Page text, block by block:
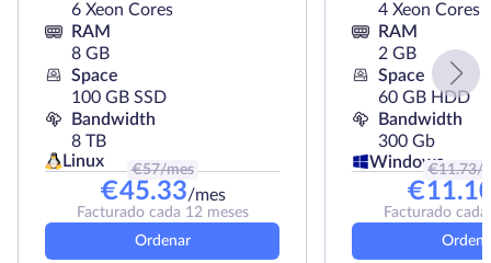
6 Xeon Cores
RAM
8 GB
Space
100 GB SSD
Bandwidth
8 TB
Linux
€57/mes
€45.33/mes
Facturado cada 12 meses
Ordenar
4 Xeon Cores
RAM
2 GB
Space
60 GB HDD
Bandwidth
300 Gb
Windows
€11.73/
€
Facturado